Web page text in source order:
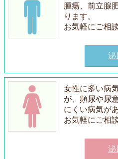
腫瘍、前立腺
ります。
お気軽にご相
泌
女性に多い病
が、頻尿や尿
にくい病気が
お気軽にご相
泌